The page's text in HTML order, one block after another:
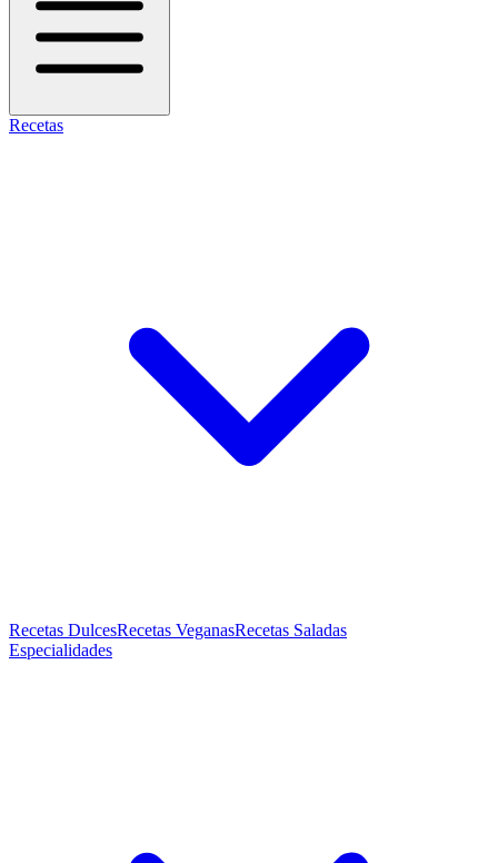
Recetas
Recetas DulcesRecetas VeganasRecetas Saladas
Especialidades